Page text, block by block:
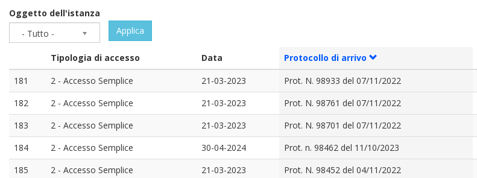
Oggetto dell'istanza
- Tutto -
Applica
Tipologia di accesso Data Protocollo di arrivo
181
2 - Accesso Semplice 21-03-2023 Prot. N. 98933 del 07/11/2022
182
2 - Accesso Semplice 21-03-2023 Prot. N. 98761 del 07/11/2022
183
2 - Accesso Semplice 21-03-2023 Prot. N. 98701 del 07/11/2022
184
2 - Accesso Semplice 30-04-2024 Prot. n. 98462 del 11/10/2023
185
2 - Accesso Semplice 21-03-2023 Prot. N. 98452 del 04/11/2022